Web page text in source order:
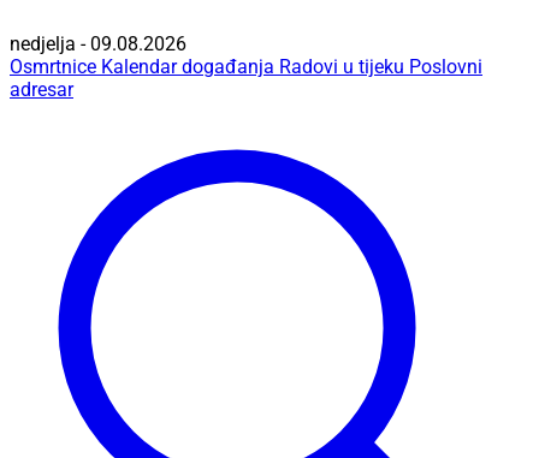
nedjelja - 09.08.2026
Osmrtnice Kalendar događanja Radovi u tijeku Poslovni
adresar